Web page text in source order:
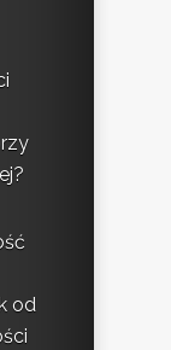
od